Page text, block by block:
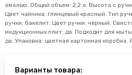
эмалью. Общий объем: 2,2 л. Высота с
Цвет чайника: глянцевый красный. Тип
ручки: бакелит. Цвет ручки: черный.
индукционных плит: да. Подходит для
да. Упаковка: цветная картонная коробка.
Варианты товара: